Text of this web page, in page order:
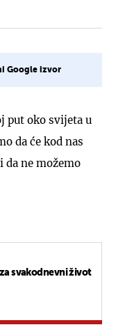
Google izvor
put oko svijeta u
da će kod nas
da ne možemo
svakodnevni život